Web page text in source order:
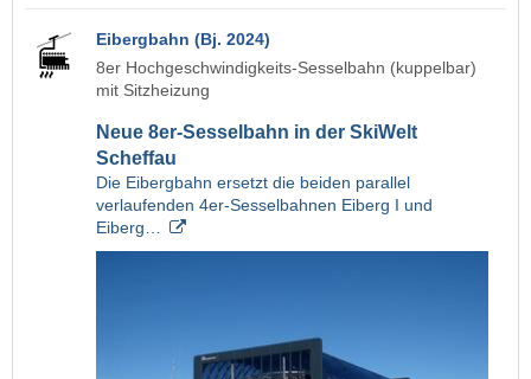
Eibergbahn (Bj. 2024)
8er Hochgeschwindigkeits-Sesselbahn (kuppelbar)
mit Sitzheizung
Neue 8er-Sesselbahn in der SkiWelt
Scheffau
Die Eibergbahn ersetzt die beiden parallel
verlaufenden 4er-Sesselbahnen Eiberg I und
Eiberg…